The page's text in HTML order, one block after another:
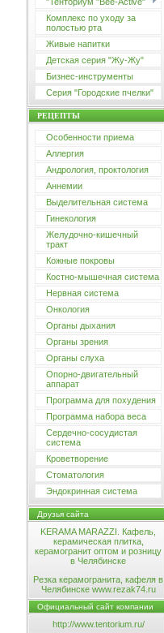
Комплекс по уходу за
полостью рта
Живые напитки
Детская серия "Жу-Жу"
Бизнес-инструменты
Серия "Городские пчелки"
РЕЦЕПТЫ
Особенности приема
Аллергия
Андрология, проктология
Аннемии
Выделительная система
Гинекология
Желудочно-кишечный
тракт
Кожные покровы
Костно-мышечная система
Нервная система
Онкология
Органы дыхания
Органы зрения
Органы слуха
Опорно-двигательный
аппарат
Программа для похудения
Программа набора веса
Сердечно-сосудистая
система
Кроветворение
Стоматология
Эндокринная система
Друзья сайта
KERAMA MARAZZI. Кафель,
керамическая плитка,
керамогранит оптом и розницу
в Челябинске
Резка керамогранита, кафеля в
Челябинске www.rezak74.ru
Официальный сайт компании
http://www.tentorium.ru/